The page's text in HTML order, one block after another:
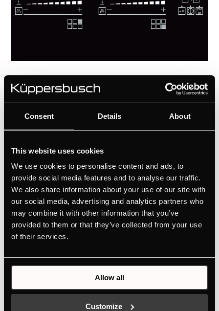
Consent Details About
This website uses cookies
We use cookies to personalise content and ads, to
provide social media features and to analyse our traffic.
We also share information about your use of our site with
our social media, advertising and analytics partners who
may combine it with other information that you’ve
provided to them or that they’ve collected from your use
of their services.
Allow all
Customize
Технически подробности
Индукционен плот, без рамка, 4 зони, 91 см